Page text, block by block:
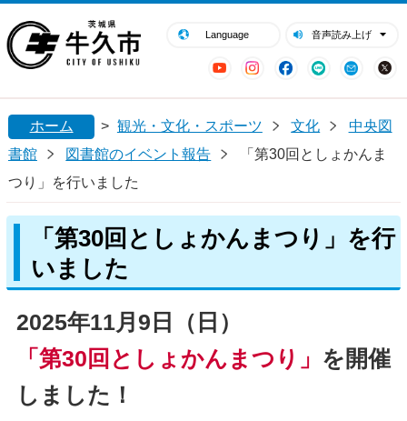
Language 音声読み上げ
YouTubeInstagram
Facebook
LINE Mail
閉じる
ホーム > 観光・文化・スポーツ 文化
中央図
書館
図書館のイベント報告
「第30回としょかんま
つり」を行いました
「第30回としょかんまつり」を行
いました
2025年11月9日（日）
「第30回としょかんまつり」 を開催
しました！